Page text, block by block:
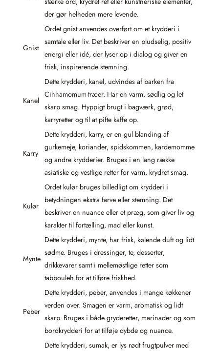
der gør helheden mere levende.
Gnist
Ordet gnist anvendes overført om et krydderi i
samtale eller liv. Det beskriver en pludselig, positiv
energi eller idé, der lyser op i dialog og giver en
frisk, inspirerende stemning.
Kanel
Dette krydderi, kanel, udvindes af barken fra
Cinnamomum-træer. Har en varm, sødlig og let
skarp smag. Hyppigt brugt i bagværk, grød,
karryretter og til at pifte kaffe op.
Karry
Dette krydderi, karry, er en gul blanding af
gurkemeje, koriander, spidskommen, kardemomme
og andre krydderier. Bruges i en lang række
asiatiske og vestlige retter for varm, krydret smag.
Kulør
Ordet kulør bruges billedligt om krydderi i
betydningen ekstra farve eller stemning. Det
beskriver en nuance eller et præg, som giver liv og
karakter til fortælling, mad eller kunst.
Mynte
Dette krydderi, mynte, har frisk, kølende duft og lidt
sødme. Bruges i dressinger, te, desserter,
drikkevarer samt i mellemøstlige retter som
tabbouleh for at tilføre friskhed.
Peber
Dette krydderi, peber, anvendes i mange køkkener
verden over. Smagen er varm, aromatisk og lidt
skarp. Bruges i både gryderetter, marinader og som
bordkrydderi for at tilføje dybde og nuance.
Dette krydderi, sumak, er lys rødt frugtpulver med